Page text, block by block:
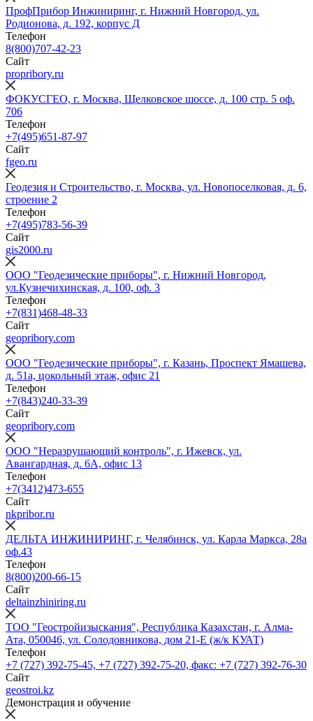
ПрофПрибор Инжиниринг, г. Нижний Новгород, ул.
Родионова, д. 192, корпус Д
Телефон
8(800)707-42-23
Сайт
propribory.ru
ФОКУСГЕО, г. Москва, Щелковское шоссе, д. 100 стр. 5 оф.
706
Телефон
+7(495)651-87-97
Сайт
fgeo.ru
Геодезия и Строительство, г. Москва, ул. Новопоселковая, д. 6,
строение 2
Телефон
+7(495)783-56-39
Сайт
gis2000.ru
ООО "Геодезические приборы", г. Нижний Новгород,
ул.Кузнечихинская, д. 100, оф. 3
Телефон
+7(831)468-48-33
Сайт
geopribory.com
ООО "Геодезические приборы", г. Казань, Проспект Ямашева,
д. 51а, цокольный этаж, офис 21
Телефон
+7(843)240-33-39
Сайт
geopribory.com
ООО "Неразрушающий контроль", г. Ижевск, ул.
Авангардная, д. 6A, офис 13
Телефон
+7(3412)473-655
Сайт
nkpribor.ru
ДЕЛЬТА ИНЖИНИРИНГ, г. Челябинск, ул. Карла Маркса, 28а
оф.43
Телефон
8(800)200-66-15
Сайт
deltainzhiniring.ru
ТОО "Геостройизыскания", Республика Казахстан, г. Алма-
Ата, 050046, ул. Солодовникова, дом 21-Е (ж/к КУАТ)
Телефон
+7 (727) 392-75-45, +7 (727) 392-75-20, факс: +7 (727) 392-76-30
Сайт
geostroi.kz
Демонстрация и обучение